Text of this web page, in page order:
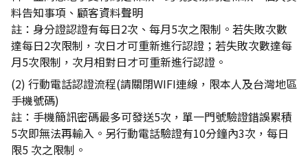
料告知事項、顧客資料聲明
註：身分證認證有每日2次、每月5次之限制。若失敗次數
達每日2次限制，次日才可重新進行認證；若失敗次數達每
月5次限制，次月相對日才可重新進行認證。
(2) 行動電話認證流程(請關閉WIFI連線，限本人及台灣地區
手機號碼)
註：手機簡訊密碼最多可發送5次，單一門號驗證錯誤累積
5次即無法再輸入。另行動電話驗證有10分鐘內3次，每日
限5 次之限制。